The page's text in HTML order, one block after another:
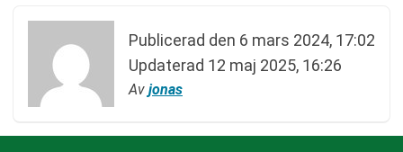
Publicerad den 6 mars 2024, 17:02
Updaterad 12 maj 2025, 16:26
Av jonas